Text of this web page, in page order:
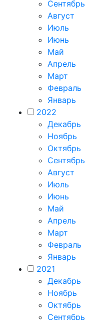
Сентябрь
Август
Июль
Июнь
Май
Апрель
Март
Февраль
Январь
2022
Декабрь
Ноябрь
Октябрь
Сентябрь
Август
Июль
Июнь
Май
Апрель
Март
Февраль
Январь
2021
Декабрь
Ноябрь
Октябрь
Сентябрь